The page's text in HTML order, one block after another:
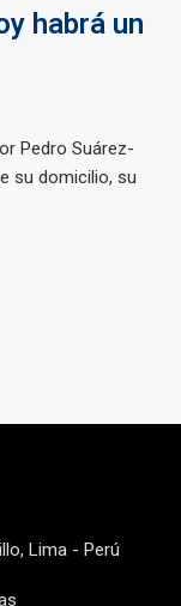
habrá un
Pedro Suárez-
su domicilio, su
Lima - Perú